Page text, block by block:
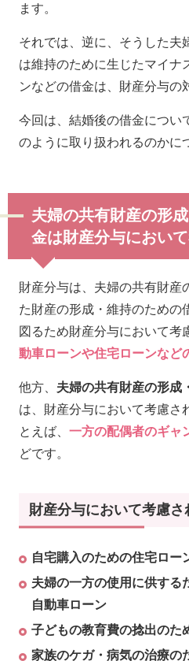
ます。
それでは、逆に、そうした夫
は維持のために生じたマイナ
ンなどの借金は、財産分与の
今回は、結婚後の借金につい
のように取り扱われるのかに
夫婦の共有財産の形
金は財産分与におい
財産分与は、夫婦の共有財産
た財産の形成・維持のための
図るため財産分与において考
動車ローンや住宅ローンなど
他方、 夫婦の共有財産の形成
は、財産分与において考慮さ
とえば、 一方の配偶者のギャ
どです。
財産分与において考慮さ
自宅購入のための住宅ロー
夫婦の一方の使用に供する
自動車ローン
子どもの教育費の捻出のた
家族のケガ・病気の治療の